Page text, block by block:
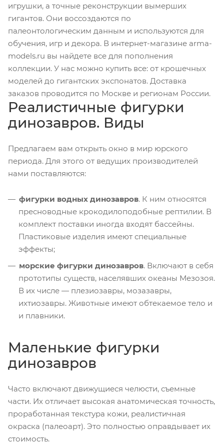
игрушки, а точные реконструкции вымерших
гигантов. Они воссоздаются по
палеонтологическим данным и используются для
обучения, игр и декора. В интернет-магазине arma-
models.ru вы найдете все для пополнения
коллекции. У нас можно купить все: от крошечных
моделей до гигантских экспонатов. Доставка
заказов проводится по Москве и регионам России.
Реалистичные фигурки
динозавров. Виды
Предлагаем вам открыть окно в мир юрского
периода. Для этого от ведущих производителей
нами поставляются:
фигурки водных динозавров. К ним относятся
пресноводные крокодилоподобные рептилии. В
комплект поставки иногда входят бассейны.
Пластиковые изделия имеют специальные
эффекты;
морские фигурки динозавров. Включают в себя
прототипы существ, населявших океаны Мезозоя.
В их числе — плезиозавры, мозазавры,
ихтиозавры. Животные имеют обтекаемое тело и
и плавники.
Маленькие фигурки
динозавров
Часто включают движущиеся челюсти, съемные
части. Их отличает высокая анатомическая точность,
проработанная текстура кожи, реалистичная
окраска (палеоарт). Это полностью оправдывает их
стоимость.